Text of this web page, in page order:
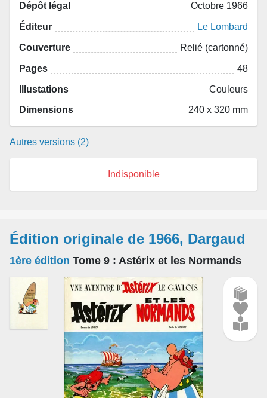
Dépôt légal Octobre 1966
Éditeur Le Lombard
Couverture Relié (cartonné)
Pages 48
Illustations Couleurs
Dimensions 240 x 320 mm
Autres versions (2)
Indisponible
Édition originale de 1966, Dargaud
1ère édition Tome 9 : Astérix et les Normands